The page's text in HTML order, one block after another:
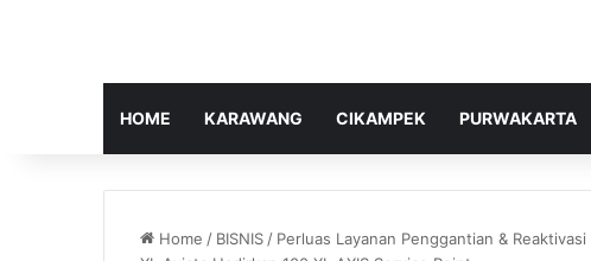
HOME KARAWANG CIKAMPEK PURWAKARTA
Home / BISNIS / Perluas Layanan Penggantian & Reaktivasi